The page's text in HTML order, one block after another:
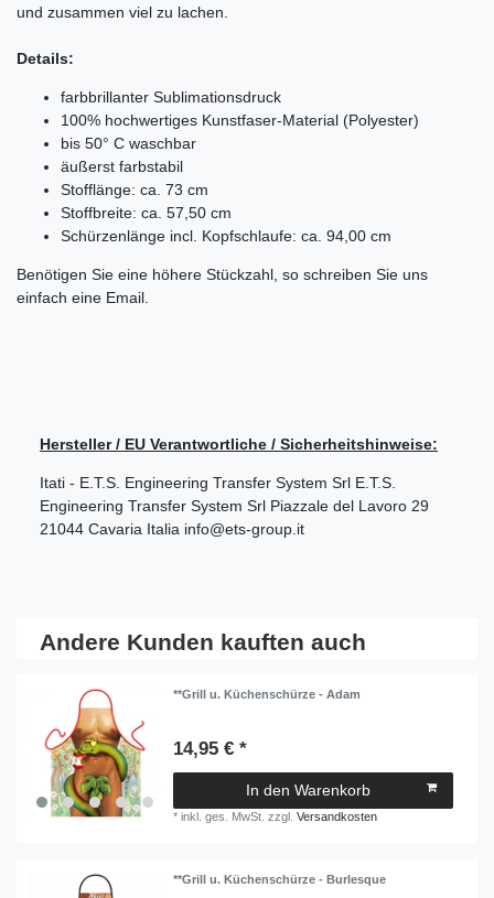
und zusammen viel zu lachen.
Details:
farbbrillanter Sublimationsdruck
100% hochwertiges Kunstfaser-Material (Polyester)
bis 50° C waschbar
äußerst farbstabil
Stofflänge: ca. 73 cm
Stoffbreite: ca. 57,50 cm
Schürzenlänge incl. Kopfschlaufe: ca. 94,00 cm
Benötigen Sie eine höhere Stückzahl, so schreiben Sie uns
einfach eine Email.
Hersteller / EU Verantwortliche / Sicherheitshinweise:
Itati - E.T.S. Engineering Transfer System Srl E.T.S.
Engineering Transfer System Srl Piazzale del Lavoro 29
21044 Cavaria Italia info@ets-group.it
Andere Kunden kauften auch
**Grill u. Küchenschürze - Adam
14,95 € *
In den Warenkorb
*inkl. ges. MwSt. zzgl.Versandkosten
**Grill u. Küchenschürze - Burlesque